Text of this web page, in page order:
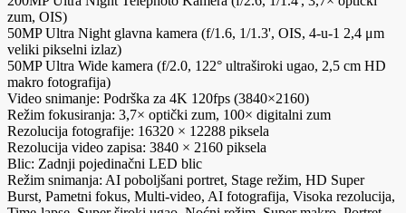
zum, OIS)
50MP Ultra Night glavna kamera (f/1.6, 1/1.3', OIS, 4-u-1 2,4 μm
veliki pikselni izlaz)
50MP Ultra Wide kamera (f/2.0, 122° ultraširoki ugao, 2,5 cm HD
makro fotografija)
Video snimanje: Podrška za 4K 120fps (3840×2160)
Režim fokusiranja: 3,7× optički zum, 100× digitalni zum
Rezolucija fotografije: 16320 × 12288 piksela
Rezolucija video zapisa: 3840 × 2160 piksela
Blic: Zadnji pojedinačni LED blic
Režim snimanja: AI poboljšani portret, Stage režim, HD Super
Burst, Pametni fokus, Multi-video, AI fotografija, Visoka rezolucija,